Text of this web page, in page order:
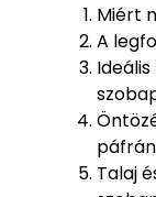
Miért
A
Talaj